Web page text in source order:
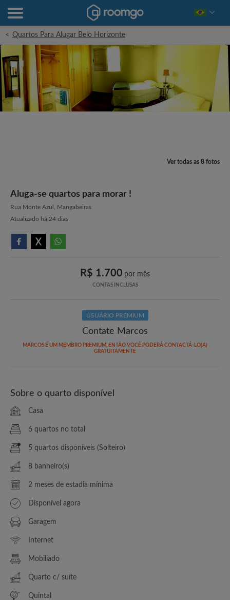
< Quartos Para Alugar Belo Horizonte
Ver todas as 8 fotos
Aluga-se quartos para morar !
Rua Monte Azul, Mangabeiras
Atualizado há 24 dias
R$ 1.700 por mês
CONTAS INCLUSAS
USUÁRIO PREMIUM
Contate Marcos
MARCOS É UM MEMBRO PREMIUM, ENTÃO VOCÊ PODERÁ CONTACTÁ-LO(A)
GRATUITAMENTE
Sobre o quarto disponível
Casa
6 quartos no total
5 quartos disponíveis (Solteiro)
8 banheiro(s)
2 meses de estadia mínima
Disponível agora
Garagem
Internet
Mobiliado
Quarto c/ suíte
Quintal